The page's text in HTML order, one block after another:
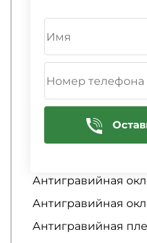
3D тюнинг авто
Абразивная
Аквапринт
Антигравийная
Антигравийная
автомобиля
Антигравийная
Антигравийная
Антигравийная
Антигравийная